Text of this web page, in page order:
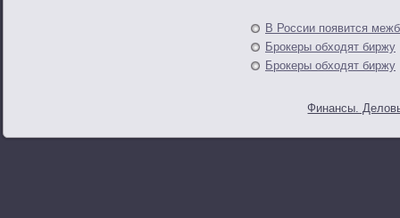
В России появится
Брокеры обходят биржу
Брокеры обходят биржу
Финансы.